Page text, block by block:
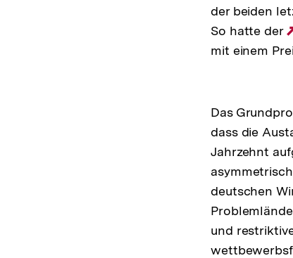
der beiden
So hatte der
mit einem
Das
dass die
Jahrzehnt
deutschen
und